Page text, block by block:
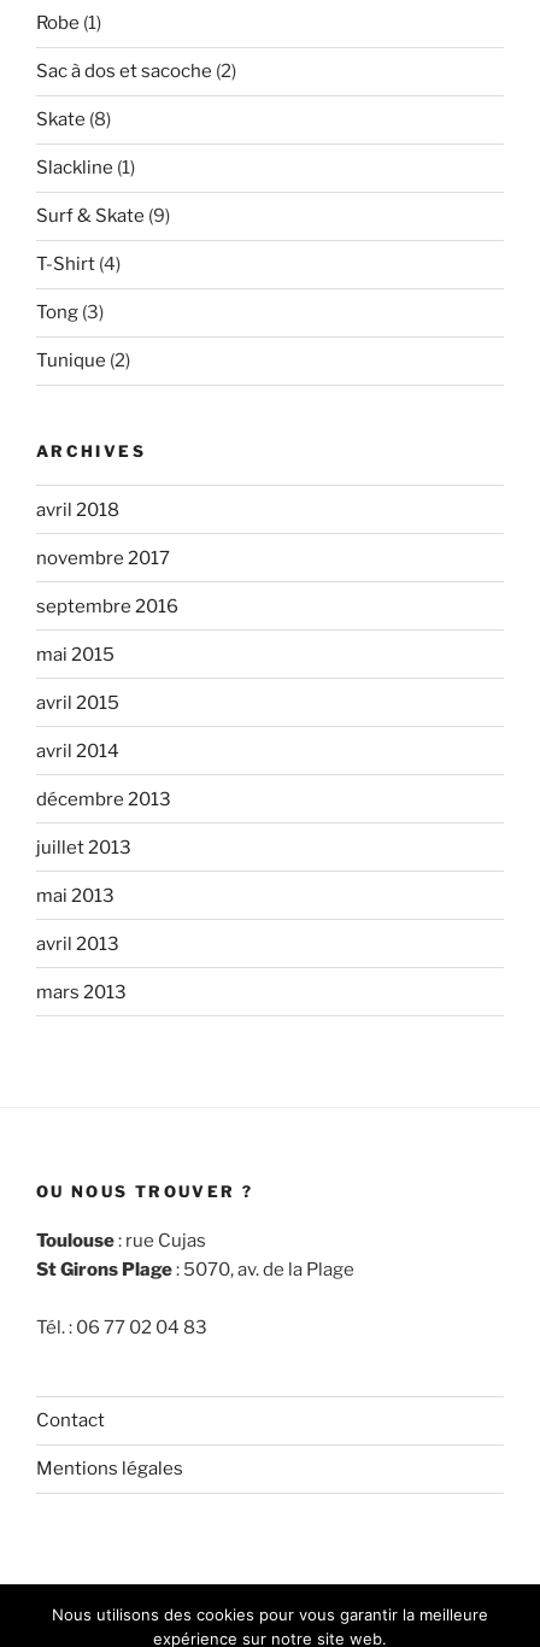
Robe (1)
Sac à dos et sacoche (2)
Skate (8)
Slackline (1)
Surf & Skate (9)
T-Shirt (4)
Tong (3)
Tunique (2)
ARCHIVES
avril 2018
novembre 2017
septembre 2016
mai 2015
avril 2015
avril 2014
décembre 2013
juillet 2013
mai 2013
avril 2013
mars 2013
OU NOUS TROUVER ?
Toulouse: rue Cujas
St Girons Plage: 5070, av. de la Plage
Tél. : 06 77 02 04 83
Contact
Mentions légales
Nous utilisons des cookies pour vous garantir la meilleure
expérience sur notre site web.